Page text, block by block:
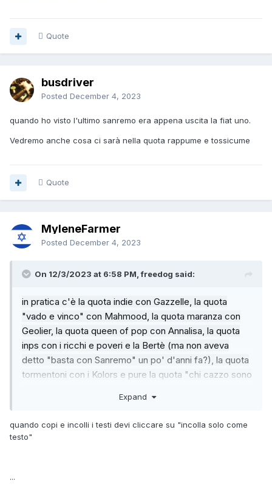
Quote
busdriver
Posted December 4, 2023
quando ho visto l'ultimo sanremo era appena uscita la fiat uno.
Vedremo anche cosa ci sarà nella quota rappume e tossicume
Quote
MyleneFarmer
Posted December 4, 2023
On 12/3/2023 at 6:58 PM, freedog said:
in pratica c'è la quota indie con Gazzelle, la quota
"vado e vinco" con Mahmood, la quota maranza con
Geolier, la quota queen of pop con Annalisa, la quota
inps con i ricchi e poveri e la Bertè (ma non aveva
detto "basta con Sanremo" un po' d'anni fa?), la quota
tormentoni con i Kolors e pure la quota "chi cazzo sono
certo però che 30 sò veramente troppi, su
Expand
quando copi e incolli i testi devi cliccare su "incolla solo come
testo"
...